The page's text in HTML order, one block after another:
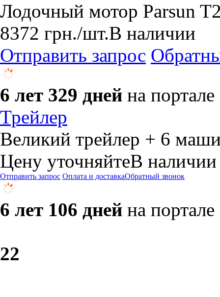
Лодочный мотор Parsun
8372 грн./шт.В наличии
Отправить запрос
6 лет 329 дней на портале
Трейлер
Великий трейлер + 6
Цену уточняйтеВ наличии
Отправить запрос Оплата и доставкаОбратный звонок
6 лет 106 дней на портале
22